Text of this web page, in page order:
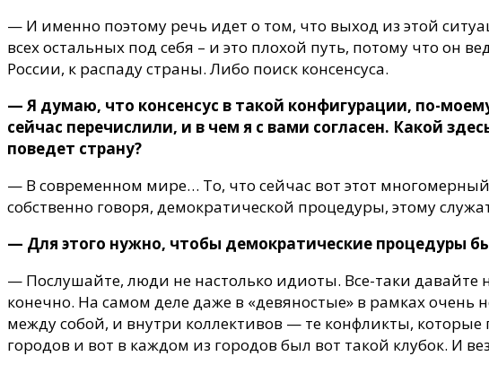
— И именно поэтому речь идет о том, что выход из этой
всех остальных под себя – и это плохой путь, потому что он
России, к распаду страны. Либо поиск консенсуса.
— Я думаю, что консенсус в такой конфигурации, по-
сейчас перечислили, и в чем я с вами согласен. Какой
поведет страну?
— В современном мире… То, что сейчас вот этот
собственно говоря, демократической процедуры, этому
— Для этого нужно, чтобы демократические процедуры
— Послушайте, люди не настолько идиоты. Все-таки давайте
конечно. На самом деле даже в «девяностые» в рамках
между собой, и внутри коллективов — те конфликты,
городов и вот в каждом из городов был вот такой клубок. И